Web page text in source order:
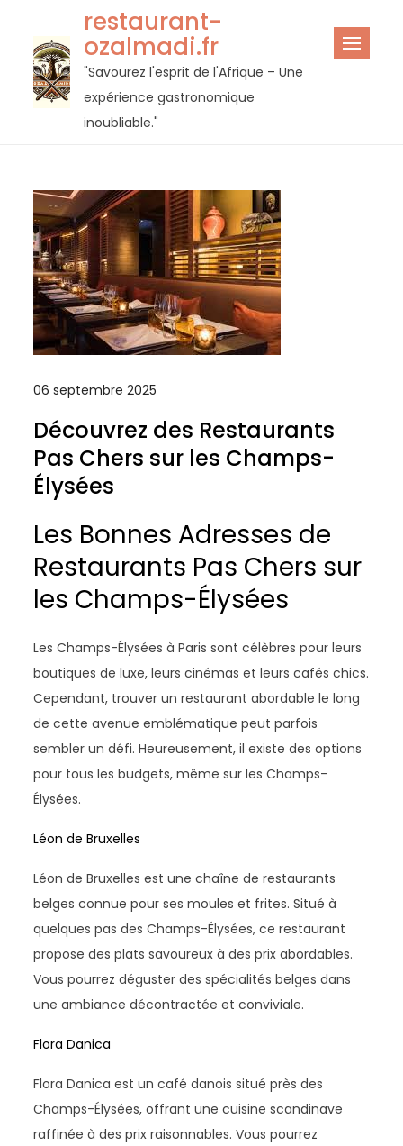
contenu
restaurant-
ozalmadi.fr
"Savourez l'esprit de l'Afrique – Une
expérience gastronomique
inoubliable."
06 septembre 2025
Découvrez des Restaurants
Pas Chers sur les Champs-
Élysées
Les Bonnes Adresses de
Restaurants Pas Chers sur
les Champs-Élysées
Les Champs-Élysées à Paris sont célèbres pour leurs
boutiques de luxe, leurs cinémas et leurs cafés chics.
Cependant, trouver un restaurant abordable le long
de cette avenue emblématique peut parfois
sembler un défi. Heureusement, il existe des options
pour tous les budgets, même sur les Champs-
Élysées.
Léon de Bruxelles
Léon de Bruxelles est une chaîne de restaurants
belges connue pour ses moules et frites. Situé à
quelques pas des Champs-Élysées, ce restaurant
propose des plats savoureux à des prix abordables.
Vous pourrez déguster des spécialités belges dans
une ambiance décontractée et conviviale.
Flora Danica
Flora Danica est un café danois situé près des
Champs-Élysées, offrant une cuisine scandinave
raffinée à des prix raisonnables. Vous pourrez